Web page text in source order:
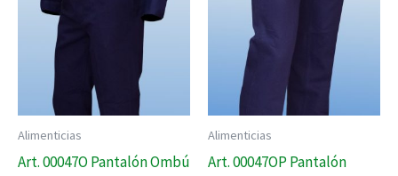
Alimenticias
Art. 00047O Pantalón Ombú
Alimenticias
Art. 00047OP Pantalón